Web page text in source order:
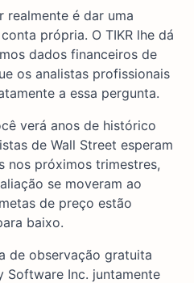
realmente é dar uma
própria. O TIKR lhe dá
dados financeiros de
os analistas profissionais
a essa pergunta.
verá anos de histórico
de Wall Street esperam
nos próximos trimestres,
se moveram ao
de preço estão
baixo.
de observação gratuita
Software Inc. juntamente